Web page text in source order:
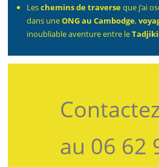
Leschemins de traverseque j’ai
dans uneONG au Cambodge,
inoubliable aventure entre le
au 06 62